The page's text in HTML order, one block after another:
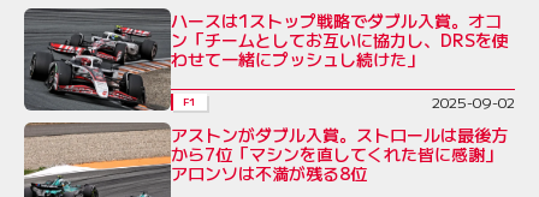
ハースは1ストップ戦略でダブル入賞。オコ
ン「チームとしてお互いに協力し、DRSを使
わせて一緒にプッシュし続けた」
F1 2025-09-02
アストンがダブル入賞。ストロールは最後方
から7位「マシンを直してくれた皆に感謝」
アロンソは不満が残る8位